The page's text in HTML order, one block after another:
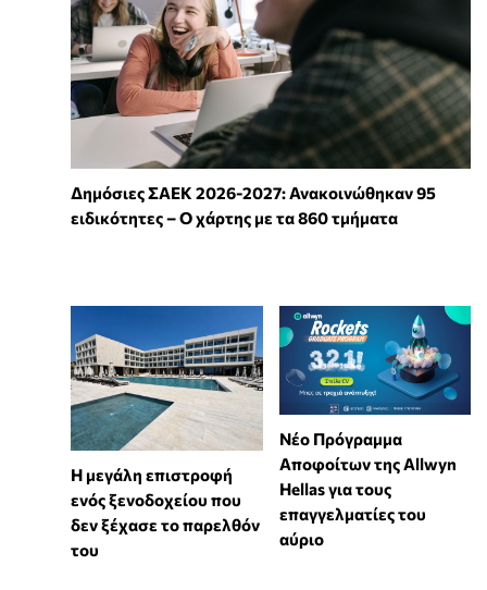
Δημόσιες ΣΑΕΚ 2026-2027: Ανακοινώθηκαν 95
ειδικότητες – Ο χάρτης με τα 860 τμήματα
Η μεγάλη επιστροφή
ενός ξενοδοχείου που
δεν ξέχασε το παρελθόν
του
Νέο Πρόγραμμα
Αποφοίτων της Allwyn
Hellas για τους
επαγγελματίες του
αύριο